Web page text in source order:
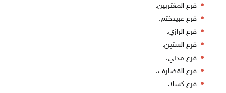
فرع المغتربين.
فرع عبيدختم.
فرع الرازي.
فرع الستين.
فرع مدني.
فرع القضارف.
فرع كسلا.